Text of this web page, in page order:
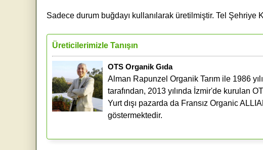
Sadece durum buğdayı kullanılarak üretilmiştir. Tel Şehriye
Üreticilerimizle Tanışın
OTS Organik Gıda
Alman Rapunzel Organik Tarım ile 1986
tarafından, 2013 yılında İzmir'de kurulan
Yurt dışı pazarda da Fransız Organic
göstermektedir.